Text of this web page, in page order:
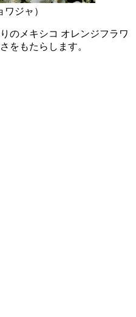
ジャ）
のメキシコ オレンジフラワ
をもたらします。